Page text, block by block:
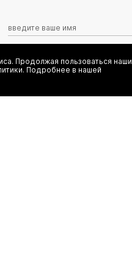
Я даю согласие на сбор,
Продолжая пользоваться
Подробнее в нашей